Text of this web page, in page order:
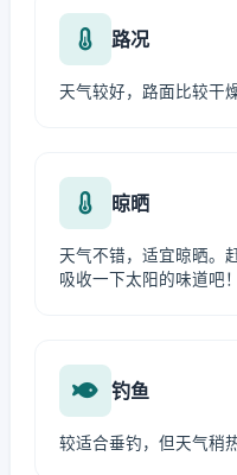
路况
天气较好，路面比较干
晾晒
天气不错，适宜晾晒。
吸收一下太阳的味道吧！
钓鱼
较适合垂钓，但天气稍